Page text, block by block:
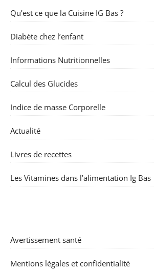
Qu’est ce que la Cuisine IG Bas ?
Diabète chez l’enfant
Informations Nutritionnelles
Calcul des Glucides
Indice de masse Corporelle
Actualité
Livres de recettes
Les Vitamines dans l’alimentation Ig Bas
Avertissement santé
Mentions légales et confidentialité